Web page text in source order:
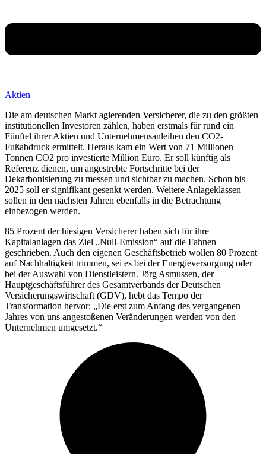
Aktien
Die am deutschen Markt agierenden Versicherer, die zu den größten
institutionellen Investoren zählen, haben erstmals für rund ein
Fünftel ihrer Aktien und Unternehmensanleihen den CO2-
Fußabdruck ermittelt. Heraus kam ein Wert von 71 Millionen
Tonnen CO2 pro investierte Million Euro. Er soll künftig als
Referenz dienen, um angestrebte Fortschritte bei der
Dekarbonisierung zu messen und sichtbar zu machen. Schon bis
2025 soll er signifikant gesenkt werden. Weitere Anlageklassen
sollen in den nächsten Jahren ebenfalls in die Betrachtung
einbezogen werden.
85 Prozent der hiesigen Versicherer haben sich für ihre
Kapitalanlagen das Ziel „Null-Emission“ auf die Fahnen
geschrieben. Auch den eigenen Geschäftsbetrieb wollen 80 Prozent
auf Nachhaltigkeit trimmen, sei es bei der Energieversorgung oder
bei der Auswahl von Dienstleistern. Jörg Asmussen, der
Hauptgeschäftsführer des Gesamtverbands der Deutschen
Versicherungswirtschaft (GDV), hebt das Tempo der
Transformation hervor: „Die erst zum Anfang des vergangenen
Jahres von uns angestoßenen Veränderungen werden von den
Unternehmen umgesetzt.“